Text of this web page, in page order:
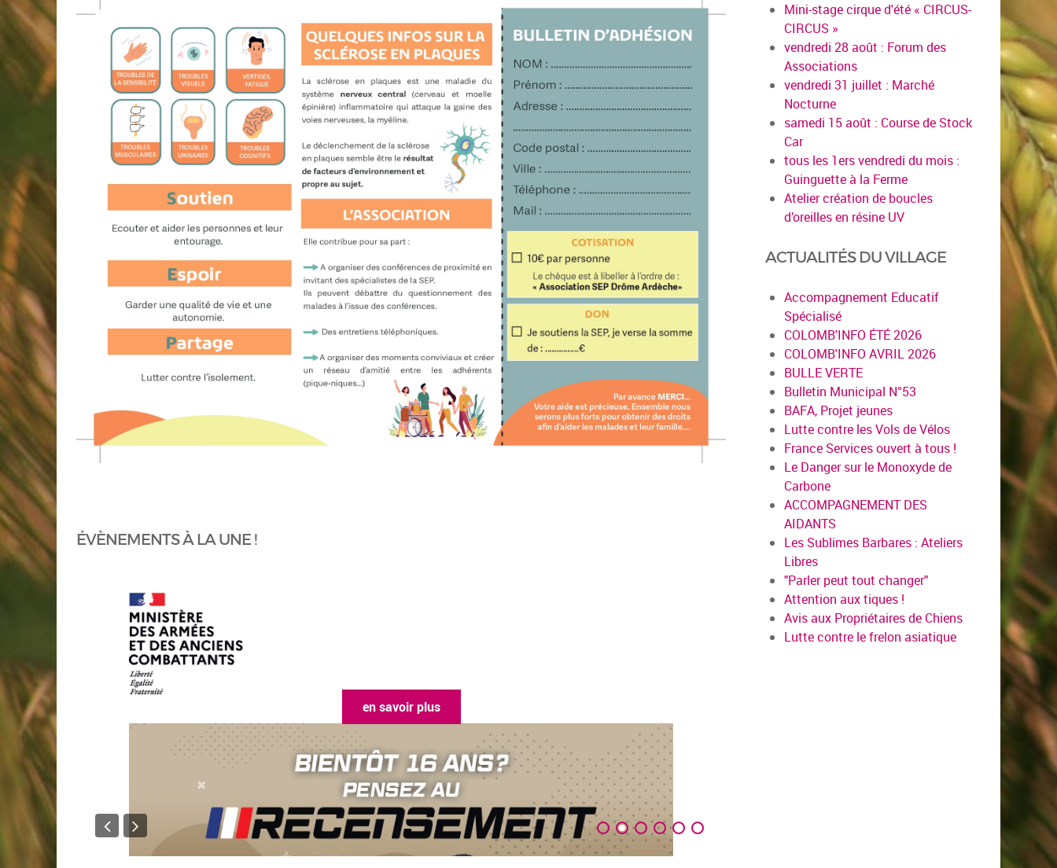
ÉVÈNEMENTS À LA UNE !
savoir plus
Mini-stage cirque d'été « CIRCUS-
CIRCUS »
vendredi 28 août : Forum des
Associations
vendredi 31 juillet : Marché
Nocturne
samedi 15 août : Course de Stock
Car
tous les 1ers vendredi du mois :
Guinguette à la Ferme
Atelier création de boucles
d’oreilles en résine UV
ACTUALITÉS DU VILLAGE
Accompagnement Educatif
Spécialisé
COLOMB'INFO ÉTÉ 2026
COLOMB'INFO AVRIL 2026
BULLE VERTE
Bulletin Municipal N°53
BAFA, Projet jeunes
Lutte contre les Vols de Vélos
France Services ouvert à tous !
Le Danger sur le Monoxyde de
Carbone
ACCOMPAGNEMENT DES
AIDANTS
Les Sublimes Barbares : Ateliers
Libres
"Parler peut tout changer"
Attention aux tiques !
Avis aux Propriétaires de Chiens
Lutte contre le frelon asiatique